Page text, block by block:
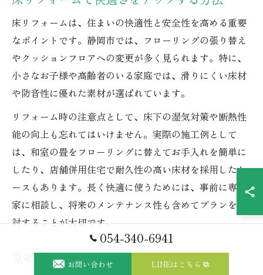
床リフォームは、住まいの快適性と安全性を高める重要
なポイントです。静岡市では、フローリングの張り替え
やクッションフロアへの変更が多く見られます。特に、
小さなお子様や高齢者のいる家庭では、滑りにくい床材
や防音性に優れた素材が選ばれています。
リフォーム時の注意点として、床下の湿気対策や断熱性
能の向上も忘れてはいけません。実際の施工例として
は、和室の畳をフローリングに替えてお手入れを簡単に
したり、店舗併用住宅で耐久性の高い床材を採用したケ
ースもあります。長く快適に使うためには、事前に専門
家に相談し、将来のメンテナンス性も含めてプランを検
討することが大切です。
壁紙と床の模様替えはプロに相談しよう
054-340-6941
お問い合わせ LINEはこちら